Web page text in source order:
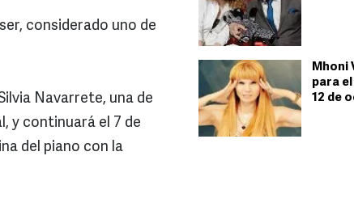
Mhoni
para el
12 de
considerado uno de
Navarrete, una de
y continuará el 7 de
del piano con la